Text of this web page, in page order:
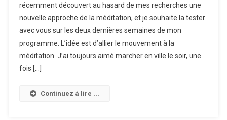
Jour
45
récemment découvert au hasard de mes recherches une
nouvelle approche de la méditation, et je souhaite la tester
avec vous sur les deux dernières semaines de mon
programme. L’idée est d’allier le mouvement à la
méditation. J’ai toujours aimé marcher en ville le soir, une
fois […]
Continuez à lire ...